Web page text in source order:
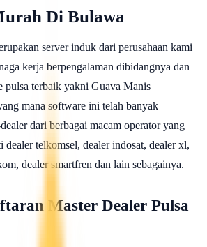
Di Bulawa
server induk dari perusahaan kami
kerja berpengalaman dibidangnya dan
pulsa terbaik yakni Guava Manis
mana software ini telah banyak
dari berbagai macam operator yang
dealer telkomsel, dealer indosat, dealer xl,
dealer smartfren dan lain sebagainya.
Master Dealer Pulsa